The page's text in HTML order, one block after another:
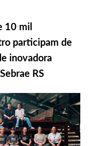
10 mil
participam de
inovadora
RS